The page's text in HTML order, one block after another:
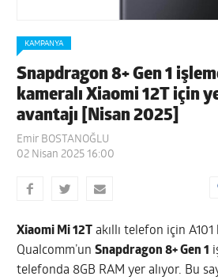
KAMPANYA
Snapdragon 8+ Gen 1
kameralı Xiaomi 12T için
avantajı [Nisan 2025]
Emir BOSTANOĞLU
02 Nisan 2025 16:00
Xiaomi Mi 12T
akıllı telefon için A101
Qualcomm’unSnapdragon 8+ Gen 1
telefonda 8GB RAM yer alıyor. Bu